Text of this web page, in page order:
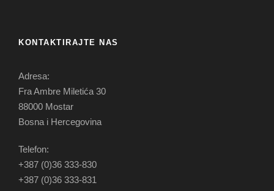
KONTAKTIRAJTE NAS
Adresa:
Fra Ambre Miletića 30
88000 Mostar
Bosna i Hercegovina
Telefon:
+387 (0)36 333-830
+387 (0)36 333-831